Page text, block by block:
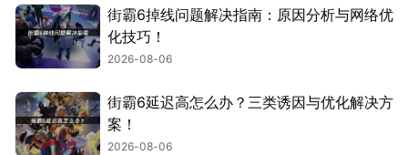
街霸6掉线问题解决指南：原因分析与网络优
化技巧！
2026-08-06
街霸6延迟高怎么办？三类诱因与优化解决方
案！
2026-08-06